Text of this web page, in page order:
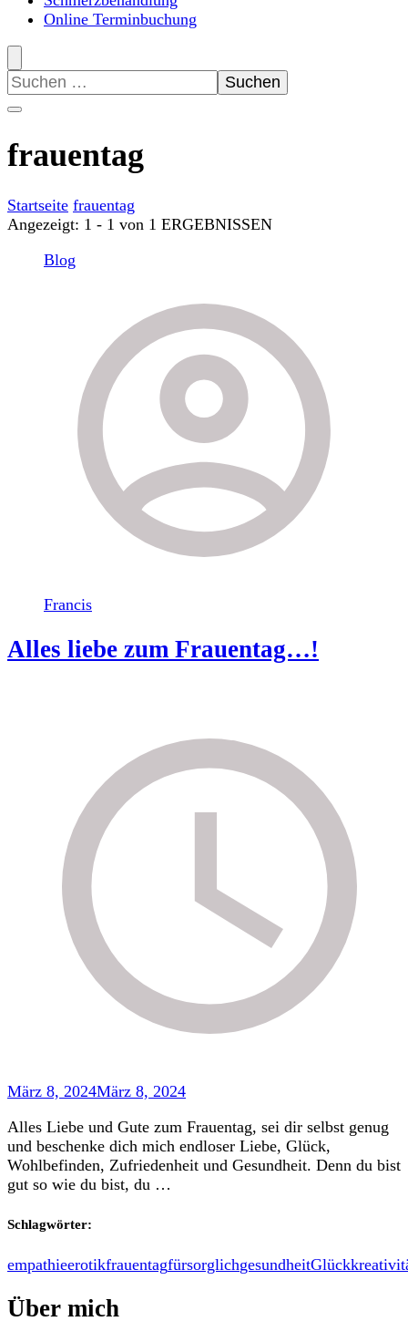
Online Terminbuchung
Suchen
nach:
frauentag
Startseite frauentag
Angezeigt: 1 - 1 von 1 ERGEBNISSEN
Blog
Francis
Alles liebe zum Frauentag…!
März 8, 2024März 8, 2024
Alles Liebe und Gute zum Frauentag, sei dir selbst genug
und beschenke dich mich endloser Liebe, Glück,
Wohlbefinden, Zufriedenheit und Gesundheit. Denn du bist
gut so wie du bist, du …
Schlagwörter:
empathieerotikfrauentagfürsorglichgesundheitGlück
Über mich